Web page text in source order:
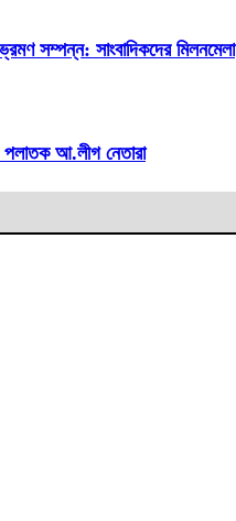
সম্পন্ন: সাংবাদিকদের মিলনমেলা
পলাতক আ.লীগ নেতারা